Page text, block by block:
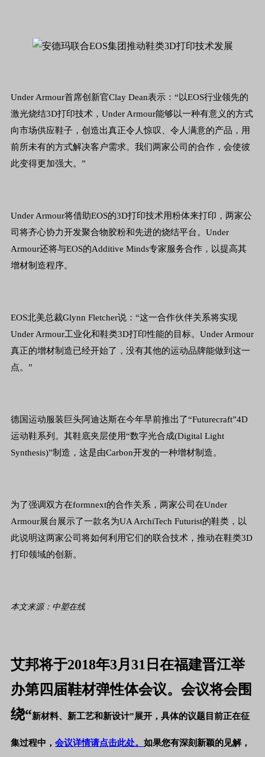
Under Armour首席创新官Clay Dean表示：“以EOS行业领先的
激光烧结3D打印技术，Under Armour能够以一种有意义的方式
向市场供应鞋子，创造出真正令人惊叹、令人满意的产品，用
前所未有的方式解决客户需求。我们两家公司的合作，会使彼
此变得更加强大。”
Under Armour将借助EOS的3D打印技术用粉体来打印，两家公
司将齐心协力开发聚合物胶粉和先进的烧结平台。Under
Armour还将与EOS的Additive Minds专家服务合作，以提高其
增材制造程序。
EOS北美总裁Glynn Fletcher说：“这一合作伙伴关系将实现
Under Armour工业化和鞋类3D打印性能的目标。Under Armour
真正的增材制造已经开始了，没有其他的运动品牌能做到这一
点。”
德国运动服装巨头阿迪达斯在今年早前推出了“Futurecraft”4D
运动鞋系列。其鞋底夹层使用“数字光合成(Digital Light
Synthesis)”制造，这是由Carbon开发的一种增材制造。
为了强调双方在formnext的合作关系，两家公司在Under
Armour展台展示了一款名为UA ArchiTech Futurist的鞋类，以
此说明这两家公司将如何利用它们的联合技术，推动在鞋类3D
打印领域的创新。
本文来源：中塑在线
艾邦将于2018年3月31日在福建晋江举
办第四届鞋材弹性体会议。会议将会围
绕“新材料、新工艺和新设计”展开，具体的议题目前正在征
集过程中， 会议详情请点击此处。 如果您有深刻新颖的见解，